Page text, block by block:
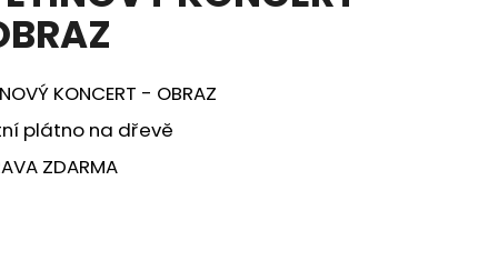
KONCERT - OBRAZ
plátno na dřevě
ZDARMA